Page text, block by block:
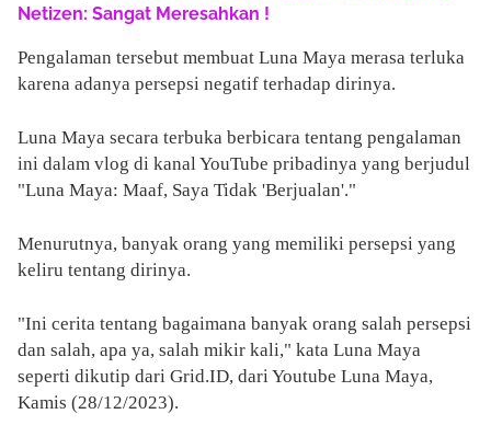
Netizen: Sangat Meresahkan !
Pengalaman tersebut membuat Luna Maya merasa terluka
karena adanya persepsi negatif terhadap dirinya.
Luna Maya secara terbuka berbicara tentang pengalaman
ini dalam vlog di kanal YouTube pribadinya yang berjudul
"Luna Maya: Maaf, Saya Tidak 'Berjualan'."
Menurutnya, banyak orang yang memiliki persepsi yang
keliru tentang dirinya.
"Ini cerita tentang bagaimana banyak orang salah persepsi
dan salah, apa ya, salah mikir kali," kata Luna Maya
seperti dikutip dari Grid.ID, dari Youtube Luna Maya,
Kamis (28/12/2023).